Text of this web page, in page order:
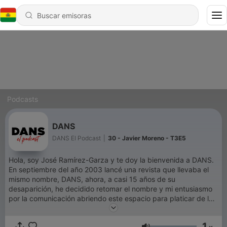
Podcasts
DANS
DANS El Podcast 30 - Javier Moreno - T3E5
Hola, soy José Ramírez-Garza y te doy la bienvenida a DANS.
En septiembre del año 2003 lancé una revista que llevaba el
mismo nombre, DANS, ahora, a casi 15 años de su
desaparición, he decidido retomar el nombre y mi entusiasmo
por la comunicación abriendo este espacio para platicar de lo
que a muchos nos apasiona: la danza. En DANS platicaremos